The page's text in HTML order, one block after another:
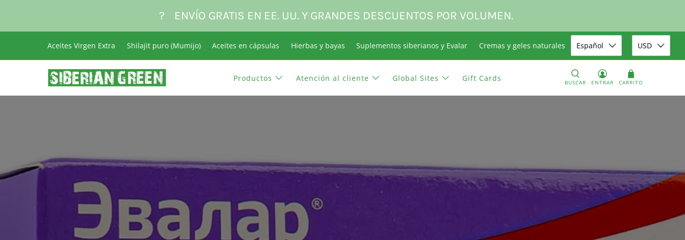
? ENVÍO GRATIS EN EE. UU. Y GRANDES DESCUENTOS POR VOLUMEN.
Aceites Virgen Extra Shilajit puro (Mumijo) Aceites en cápsulas Hierbas y bayas Suplementos siberianos y Evalar Cremas y geles naturales Español USD
Productos Atención al cliente Global Sites Gift Cards
BUSCAR ENTRAR CARRITO